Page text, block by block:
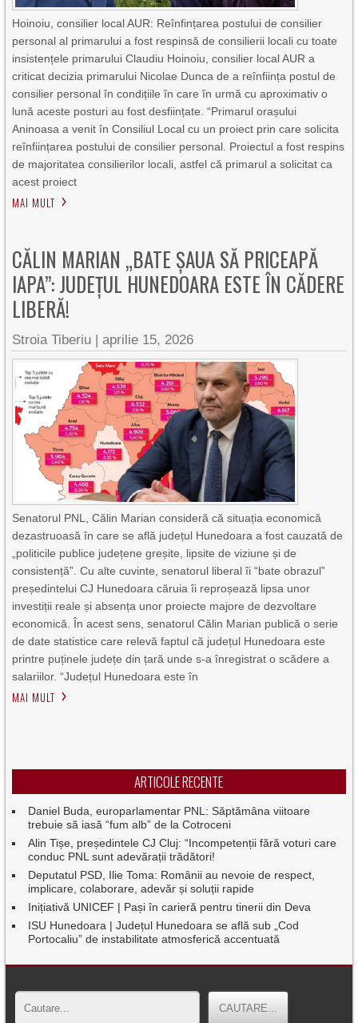
Hoinoiu, consilier local AUR: Reînfințarea postului de consilier
personal al primarului a fost respinsă de consilierii locali cu toate
insistențele primarului Claudiu Hoinoiu, consilier local AUR a
criticat decizia primarului Nicolae Dunca de a reînființa postul de
consilier personal în condițiile în care în urmă cu aproximativ o
lună aceste posturi au fost desființate. “Primarul orașului
Aninoasa a venit în Consiliul Local cu un proiect prin care solicita
reînființarea postului de consilier personal. Proiectul a fost respins
de majoritatea consilierilor locali, astfel că primarul a solicitat ca
acest proiect
MAI MULT
CĂLIN MARIAN „BATE ȘAUA SĂ PRICEAPĂ
IAPA”: JUDEȚUL HUNEDOARA ESTE ÎN CĂDERE
LIBERĂ!
Stroia Tiberiu |aprilie 15, 2026
Senatorul PNL, Călin Marian consideră că situația economică
dezastruoasă în care se află județul Hunedoara a fost cauzată de
„politicile publice județene greșite, lipsite de viziune și de
consistență”. Cu alte cuvinte, senatorul liberal îi “bate obrazul”
președintelui CJ Hunedoara căruia îi reproșează lipsa unor
investiții reale și absența unor proiecte majore de dezvoltare
economică. În acest sens, senatorul Călin Marian publică o serie
de date statistice care relevă faptul că județul Hunedoara este
printre puținele județe din țară unde s-a înregistrat o scădere a
salariilor. “Județul Hunedoara este în
MAI MULT
ARTICOLE RECENTE
Daniel Buda, europarlamentar PNL: Săptămâna viitoare
trebuie să iasă “fum alb” de la Cotroceni
Alin Tișe, președintele CJ Cluj: “Incompetenții fără voturi care
conduc PNL sunt adevărații trădători!
Deputatul PSD, Ilie Toma: Românii au nevoie de respect,
implicare, colaborare, adevăr și soluții rapide
Inițiativă UNICEF | Pași în carieră pentru tinerii din Deva
ISU Hunedoara | Județul Hunedoara se află sub „Cod
Portocaliu” de instabilitate atmosferică accentuată